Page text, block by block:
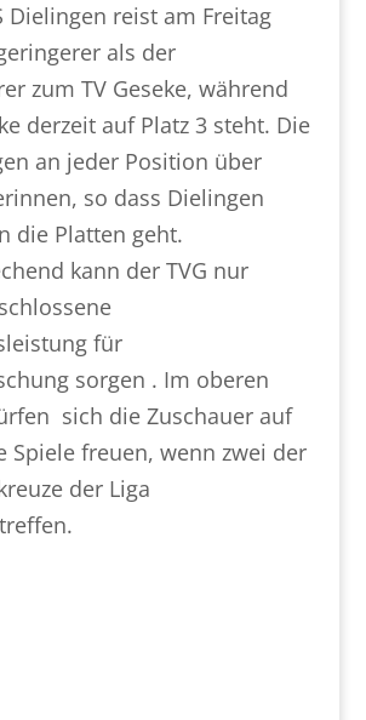
Dielingen reist am Freitag
als der
zum TV Geseke, während
derzeit auf Platz 3 steht. Die
an jeder Position über
so dass Dielingen
die Platten geht.
kann der TVG nur
für
sorgen . Im oberen
sich die Zuschauer auf
Spiele freuen, wenn zwei der
der Liga